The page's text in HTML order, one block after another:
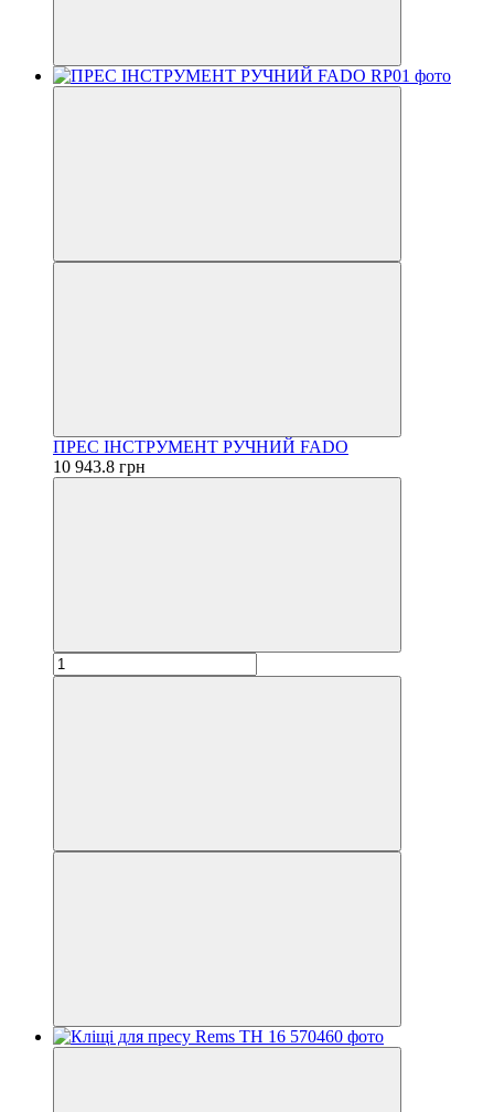
ПРЕС ІНСТРУМЕНТ РУЧНИЙ FADO
10 943.8 грн